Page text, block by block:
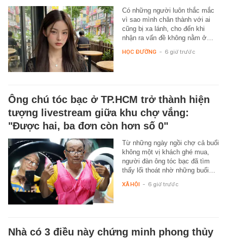
Có những người luôn thắc mắc
vì sao mình chân thành với ai
cũng bị xa lánh, cho đến khi
nhận ra vấn đề không nằm ở…
HỌC ĐƯỜNG - 6 giờ trước
Ông chú tóc bạc ở TP.HCM trở thành hiện
tượng livestream giữa khu chợ vắng:
"Được hai, ba đơn còn hơn số 0"
Từ những ngày ngồi chợ cả buổi
không một vị khách ghé mua,
người đàn ông tóc bạc đã tìm
thấy lối thoát nhờ những buổi…
XÃ HỘI - 6 giờ trước
Nhà có 3 điều này chứng minh phong thủy